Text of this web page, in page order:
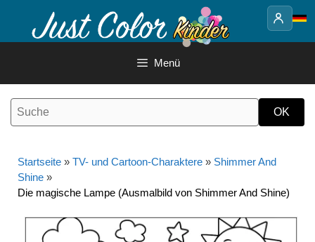
Inhalt
Menü
Startseite » TV- und Cartoon-Charaktere » Shimmer And
Shine »
Die magische Lampe (Ausmalbild von Shimmer And Shine)